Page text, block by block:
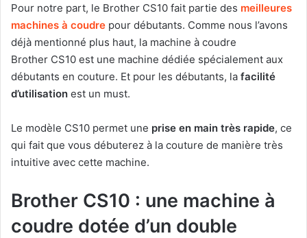
Pour notre part, le Brother CS10 fait partie des meilleures
machines à coudre pour débutants. Comme nous l’avons
déjà mentionné plus haut, la machine à coudre
Brother CS10 est une machine dédiée spécialement aux
débutants en couture. Et pour les débutants, la facilité
d’utilisation est un must.
Le modèle CS10 permet une prise en main très rapide, ce
qui fait que vous débuterez à la couture de manière très
intuitive avec cette machine.
Brother CS10 : une machine à
coudre dotée d’un double